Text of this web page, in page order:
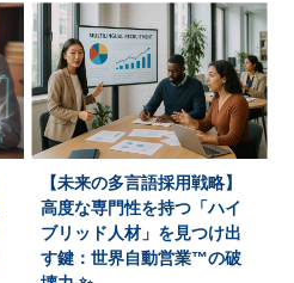
【未来の多言語採用戦略】
高度な専門性を持つ「ハイ
ブリッド人材」を見つけ出
す鍵：世界自動営業™の破